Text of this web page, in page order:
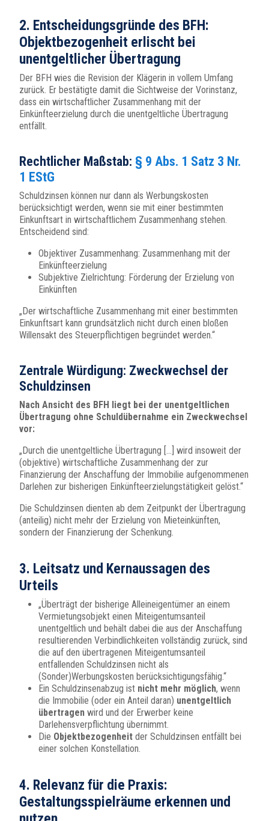
2. Entscheidungsgründe des BFH:
Objektbezogenheit erlischt bei
unentgeltlicher Übertragung
Der BFH wies die Revision der Klägerin in vollem Umfang
zurück. Er bestätigte damit die Sichtweise der Vorinstanz,
dass ein wirtschaftlicher Zusammenhang mit der
Einkünfteerzielung durch die unentgeltliche Übertragung
entfällt.
Rechtlicher Maßstab: § 9 Abs. 1 Satz 3 Nr.
1 EStG
Schuldzinsen können nur dann als Werbungskosten
berücksichtigt werden, wenn sie mit einer bestimmten
Einkunftsart in wirtschaftlichem Zusammenhang stehen.
Entscheidend sind:
Objektiver Zusammenhang: Zusammenhang mit der
Einkünfteerzielung
Subjektive Zielrichtung: Förderung der Erzielung von
Einkünften
„Der wirtschaftliche Zusammenhang mit einer bestimmten
Einkunftsart kann grundsätzlich nicht durch einen bloßen
Willensakt des Steuerpflichtigen begründet werden.“
Zentrale Würdigung: Zweckwechsel der
Schuldzinsen
Nach Ansicht des BFH liegt bei der unentgeltlichen
Übertragung ohne Schuldübernahme ein Zweckwechsel
vor:
„Durch die unentgeltliche Übertragung […] wird insoweit der
(objektive) wirtschaftliche Zusammenhang der zur
Finanzierung der Anschaffung der Immobilie aufgenommenen
Darlehen zur bisherigen Einkünfteerzielungstätigkeit gelöst.“
Die Schuldzinsen dienten ab dem Zeitpunkt der Übertragung
(anteilig) nicht mehr der Erzielung von Mieteinkünften,
sondern der Finanzierung der Schenkung.
3. Leitsatz und Kernaussagen des
Urteils
„Überträgt der bisherige Alleineigentümer an einem
Vermietungsobjekt einen Miteigentumsanteil
unentgeltlich und behält dabei die aus der Anschaffung
resultierenden Verbindlichkeiten vollständig zurück, sind
die auf den übertragenen Miteigentumsanteil
entfallenden Schuldzinsen nicht als
(Sonder)Werbungskosten berücksichtigungsfähig.“
Ein Schuldzinsenabzug ist nicht mehr möglich, wenn
die Immobilie (oder ein Anteil daran) unentgeltlich
übertragen wird und der Erwerber keine
Darlehensverpflichtung übernimmt.
Die Objektbezogenheit der Schuldzinsen entfällt bei
einer solchen Konstellation.
4. Relevanz für die Praxis:
Gestaltungsspielräume erkennen und